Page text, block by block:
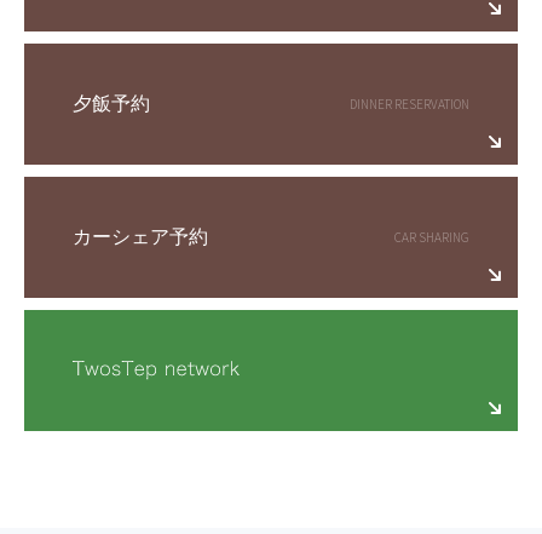
夕飯予約
カーシェア予約